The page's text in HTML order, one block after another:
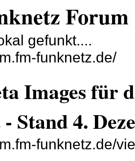
Forum
gefunkt....
funknetz.de/
Images für
Stand 4.
funknetz.de/